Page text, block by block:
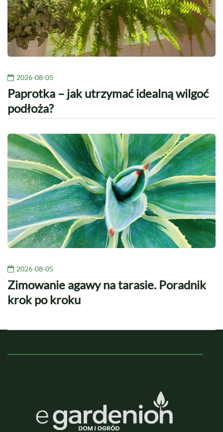
2026-08-05
Paprotka – jak utrzymać idealną wilgoć
podłoża?
2026-08-05
Zimowanie agawy na tarasie. Poradnik
krok po kroku